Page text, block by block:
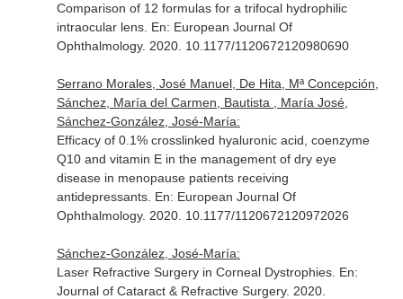
Comparison of 12 formulas for a trifocal hydrophilic
intraocular lens. En: European Journal Of
Ophthalmology. 2020. 10.1177/1120672120980690
Serrano Morales, José Manuel, De Hita, Mª Concepción,
Sánchez, María del Carmen, Bautista , María José,
Sánchez-González, José-María:
Efficacy of 0.1% crosslinked hyaluronic acid, coenzyme
Q10 and vitamin E in the management of dry eye
disease in menopause patients receiving
antidepressants. En: European Journal Of
Ophthalmology. 2020. 10.1177/1120672120972026
Sánchez-González, José-María:
Laser Refractive Surgery in Corneal Dystrophies. En:
Journal of Cataract & Refractive Surgery. 2020.